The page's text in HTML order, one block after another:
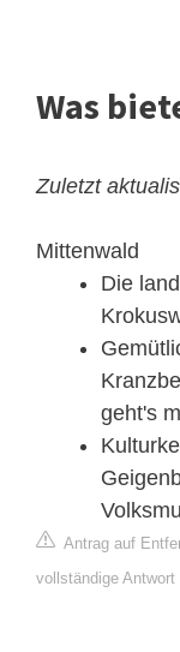
Was
Zuletzt
Mittenwald
Die
geht's
Antrag auf
vollständige